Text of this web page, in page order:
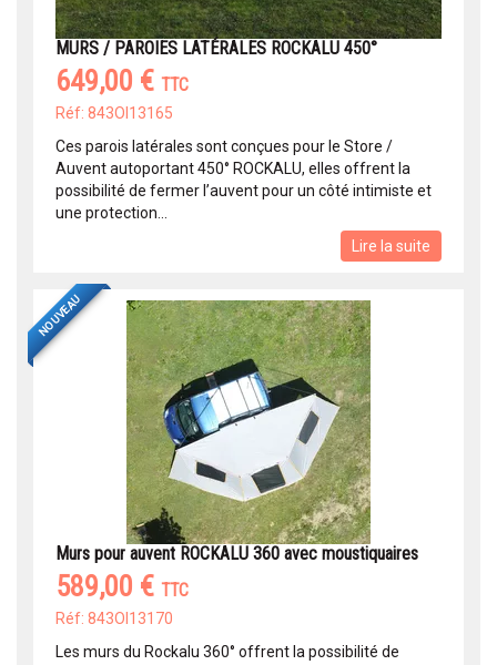
MURS / PAROIES LATÉRALES ROCKALU 450°
649,00 € TTC
Réf: 843OI13165
Ces parois latérales sont conçues pour le Store /
Auvent autoportant 450° ROCKALU, elles offrent la
possibilité de fermer l’auvent pour un côté intimiste et
une protection...
Lire la suite
NOUVEAU
Murs pour auvent ROCKALU 360 avec moustiquaires
589,00 € TTC
Réf: 843OI13170
Les murs du Rockalu 360° offrent la possibilité de